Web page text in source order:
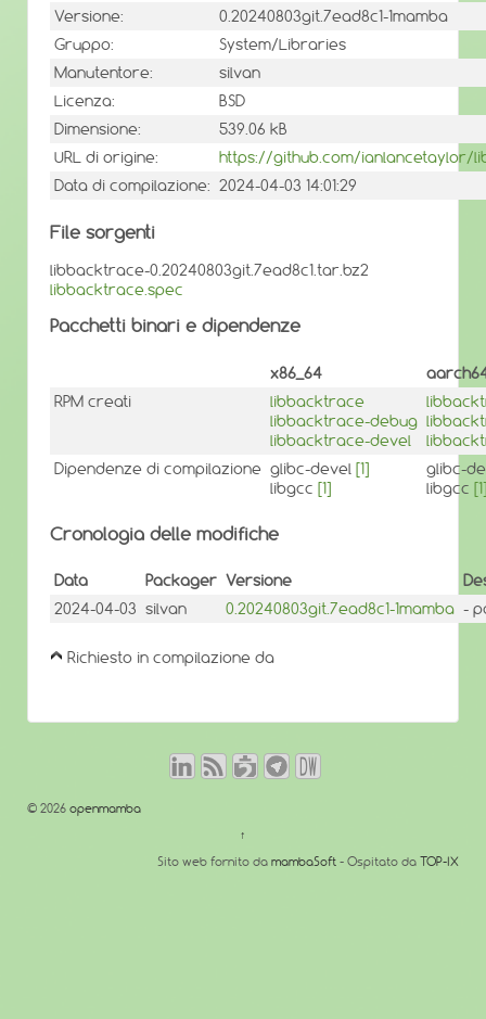
Versione:
0.20240803git.7ead8c1-1mamba
Gruppo:
System/Libraries
Manutentore:
silvan
Licenza:
BSD
Dimensione:
539.06 kB
URL di origine:
https://github.com/ianlancetaylor/
Data di compilazione: 2024-04-03 14:01:29
File sorgenti
libbacktrace-0.20240803git.7ead8c1.tar.bz2
libbacktrace.spec
Pacchetti binari e dipendenze
x86_64
RPM creati
libbacktrace
libbacktrace-debug
libbacktrace-devel
Dipendenze di compilazione glibc-devel [1]
libgcc [1]
glibc-
libgcc [1]
Cronologia delle modifiche
Data Packager Versione
2024-04-03 silvan 0.20240803git.7ead8c1-1mamba -
Richiesto in compilazione da
© 2026 openmamba
↑
Sito web fornito da mambaSoft - Ospitato da TOP-IX